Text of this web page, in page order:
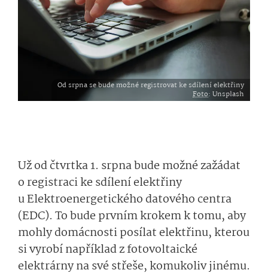
Od srpna se bude možné registrovat ke sdílení elektřiny
Foto: Unsplash
Už od čtvrtka 1. srpna bude možné zažádat
o registraci ke sdílení elektřiny
u Elektroener­getického datového centra
(EDC). To bude prvním krokem k tomu, aby
mohly domácnosti posílat elektřinu, kterou
si vyrobí například z fotovoltaické
elektrárny na své střeše, komukoliv jinému.